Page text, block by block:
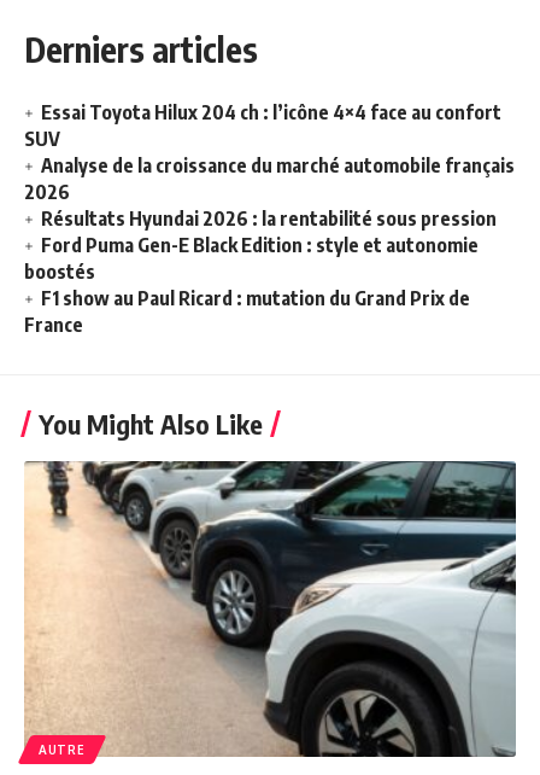
Derniers articles
Essai Toyota Hilux 204 ch : l’icône 4×4 face au confort
SUV
Analyse de la croissance du marché automobile français
2026
Résultats Hyundai 2026 : la rentabilité sous pression
Ford Puma Gen-E Black Edition : style et autonomie
boostés
F1 show au Paul Ricard : mutation du Grand Prix de
France
You Might Also Like
AUTRE